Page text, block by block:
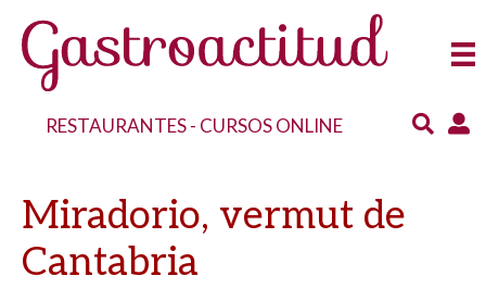
RESTAURANTES- CURSOS ONLINE
Miradorio, vermut de
Cantabria